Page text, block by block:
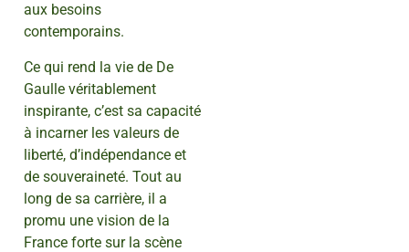
aux besoins
contemporains.
Ce qui rend la vie de De
Gaulle véritablement
inspirante, c’est sa capacité
à incarner les valeurs de
liberté, d’indépendance et
de souveraineté. Tout au
long de sa carrière, il a
promu une vision de la
France forte sur la scène